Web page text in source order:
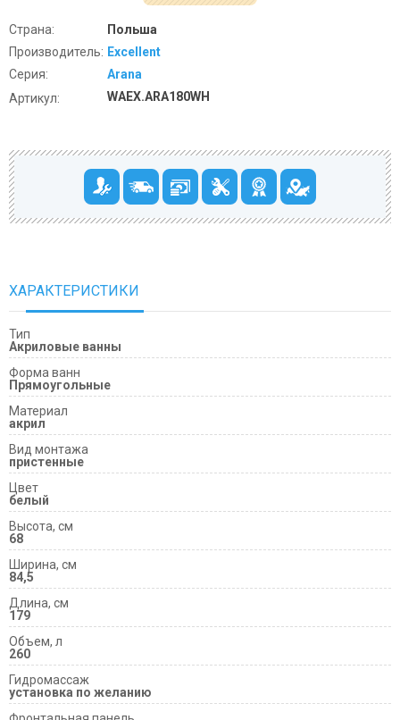
Страна:
Польша
Производитель: Excellent
Серия:
Arana
Артикул:
WAEX.ARA180WH
ХАРАКТЕРИСТИКИ
Тип
Акриловые ванны
Форма ванн
Прямоугольные
Материал
акрил
Вид монтажа
пристенные
Цвет
белый
Высота, см
68
Ширина, см
84,5
Длина, см
179
Объем, л
260
Гидромассаж
установка по желанию